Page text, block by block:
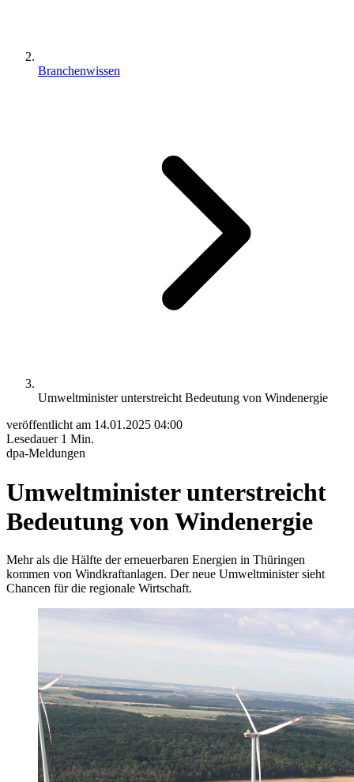
Branchenwissen
Umweltminister unterstreicht Bedeutung von Windenergie
veröffentlicht am 14.01.2025 04:00
Lesedauer 1 Min.
dpa-Meldungen
Umweltminister unterstreicht
Bedeutung von Windenergie
Mehr als die Hälfte der erneuerbaren Energien in Thüringen
kommen von Windkraftanlagen. Der neue Umweltminister sieht
Chancen für die regionale Wirtschaft.